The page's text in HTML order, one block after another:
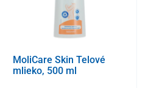
MoliCare Skin Telové
mlieko, 500 ml